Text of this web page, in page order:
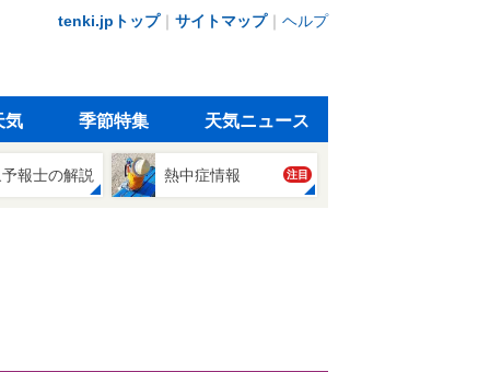
tenki.jpトップ｜ サイトマップ｜ ヘルプ
気 季節特集 天気ニュース
報士の解説 熱中症情報 注目